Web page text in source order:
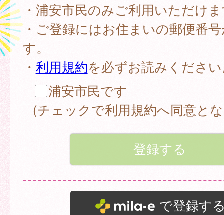
・浦安市民のみご利用いただけ
・ご登録にはお住まいの郵便番
す。
・ 利用規約を必ずお読みくださ
浦安市民です
(チェックで利用規約へ同意と
で登録す